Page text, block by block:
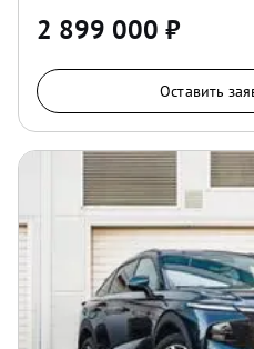
2 899 000 ₽
Оставить